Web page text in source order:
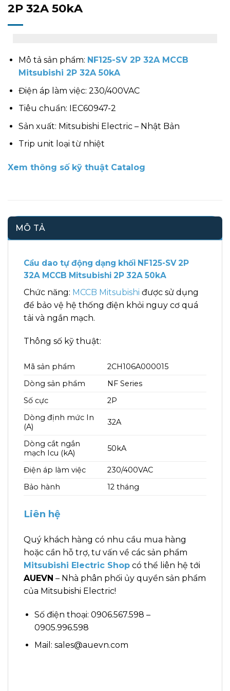
2P 32A 50kA
Mô tả sản phẩm: NF125-SV 2P 32A MCCB
Mitsubishi 2P 32A 50kA
Điện áp làm việc: 230/400VAC
Tiêu chuẩn: IEC60947-2
Sản xuất: Mitsubishi Electric – Nhật Bản
Trip unit loại từ nhiệt
Xem thông số kỹ thuật Catalog
MÔ TẢ
Cầu dao tự động dạng khối NF125-SV 2P
32A MCCB Mitsubishi 2P 32A 50kA
Chức năng: MCCB Mitsubishi được sử dụng
để bảo vệ hệ thống điện khỏi nguy cơ quá
tải và ngắn mạch.
Thông số kỹ thuật:
Mã sản phẩm
2CH106A000015
Dòng sản phẩm
NF Series
Số cực
2P
Dòng định mức In
(A)
32A
Dòng cắt ngắn
mạch Icu (kA)
50kA
Điện áp làm việc
230/400VAC
Bảo hành
12 tháng
Liên hệ
Quý khách hàng có nhu cầu mua hàng
hoặc cần hỗ trợ, tư vấn về các sản phẩm
Mitsubishi Electric Shop có thể liên hệ tới
AUEVN – Nhà phân phối ủy quyền sản phẩm
của Mitsubishi Electric!
Số điện thoại: 0906.567.598 –
0905.996.598
Mail: sales@auevn.com